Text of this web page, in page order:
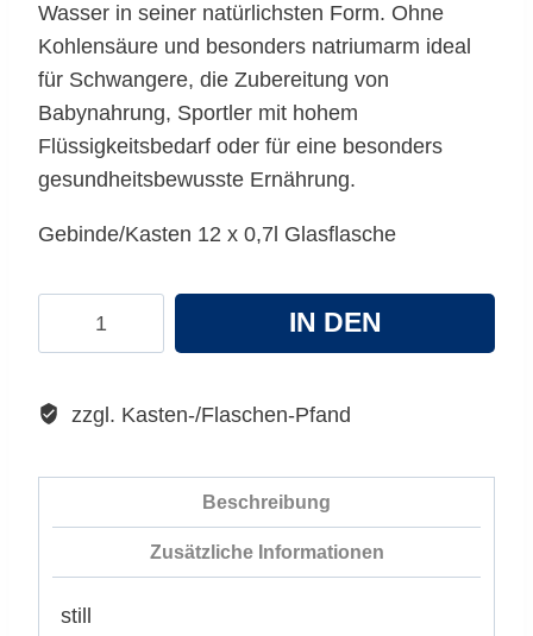
Wasser in seiner natürlichsten Form. Ohne
Kohlensäure und besonders natriumarm ideal
für Schwangere, die Zubereitung von
Babynahrung, Sportler mit hohem
Flüssigkeitsbedarf oder für eine besonders
gesundheitsbewusste Ernährung.
Gebinde/Kasten 12 x 0,7l Glasflasche
Still
IN DEN
zzgl. Kasten-/Flaschen-Pfand
Beschreibung
Zusätzliche Informationen
still